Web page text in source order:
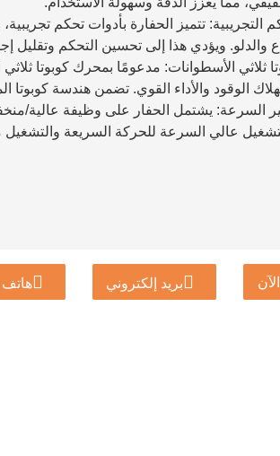
التجريبية: تتميز الحفارة بأدوات تحكم
والدلو. ويؤدي هذا إلى تحسين التحكم وتقليل
ثلاثي الأسطوانات: مدعومًا بمحرك كوبوتا ثلاثي
الوقود والأداء القوي. تضمن هندسة كوبوتا
السرعة: يشتمل الحفار على وظيفة عالية/
التشغيل عالي السرعة للحركة السريعة
بريد إلكتروني هاتف